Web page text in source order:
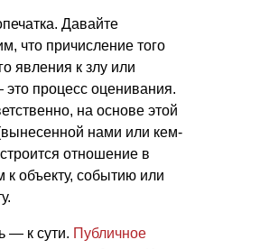
Давайте
что причисление того
явления к злу или
процесс оценивания.
на основе этой
нами или кем-
отношение в
к объекту, событию или
— к сути. Публичное